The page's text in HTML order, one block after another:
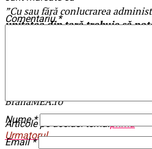
”Cu sau fără conlucrarea
unitatea din țară trebuie să
iar eu pot să vă dau
Petrescu, într-unul dintre cele
mesaje din paradigma acestui
BrailaMEA.ro
Articole pe aceiasi tema:prima
Urmatorul
Comentariu*
Nume*
Email*